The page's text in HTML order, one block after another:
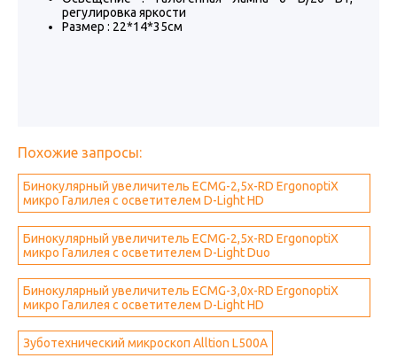
регулировка яркости
Размер : 22*14*35см
Похожие запросы:
Бинокулярный увеличитель ECMG-2,5x-RD ErgonoptiX
микро Галилея с осветителем D-Light HD
Бинокулярный увеличитель ECMG-2,5x-RD ErgonoptiX
микро Галилея с осветителем D-Light Duo
Бинокулярный увеличитель ECMG-3,0x-RD ErgonoptiX
микро Галилея с осветителем D-Light HD
Зуботехнический микроскоп Alltion L500A